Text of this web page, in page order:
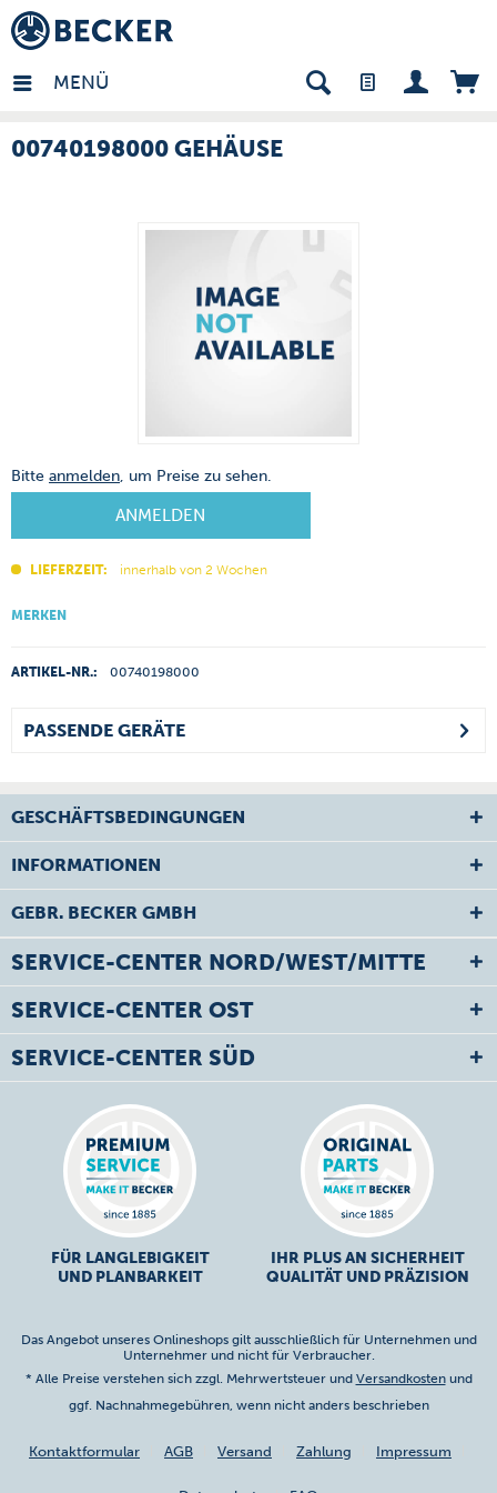
MENÜ
- DE
00740198000 GEHÄUSE
Bitte anmelden, um Preise zu sehen.
ANMELDEN
LIEFERZEIT: innerhalb von 2 Wochen
MERKEN
ARTIKEL-NR.: 00740198000
PASSENDE GERÄTE
GESCHÄFTSBEDINGUNGEN
INFORMATIONEN
GEBR. BECKER GMBH
SERVICE-CENTER NORD/WEST/MITTE
SERVICE-CENTER OST
SERVICE-CENTER SÜD
FÜR LANGLEBIGKEIT
UND PLANBARKEIT
IHR PLUS AN SICHERHEIT
QUALITÄT UND PRÄZISION
Das Angebot unseres Onlineshops gilt ausschließlich für Unternehmen und
Unternehmer und nicht für Verbraucher.
* Alle Preise verstehen sich zzgl. Mehrwertsteuer und Versandkostenund
ggf. Nachnahmegebühren, wenn nicht anders beschrieben
Kontaktformular AGB Versand Zahlung Impressum